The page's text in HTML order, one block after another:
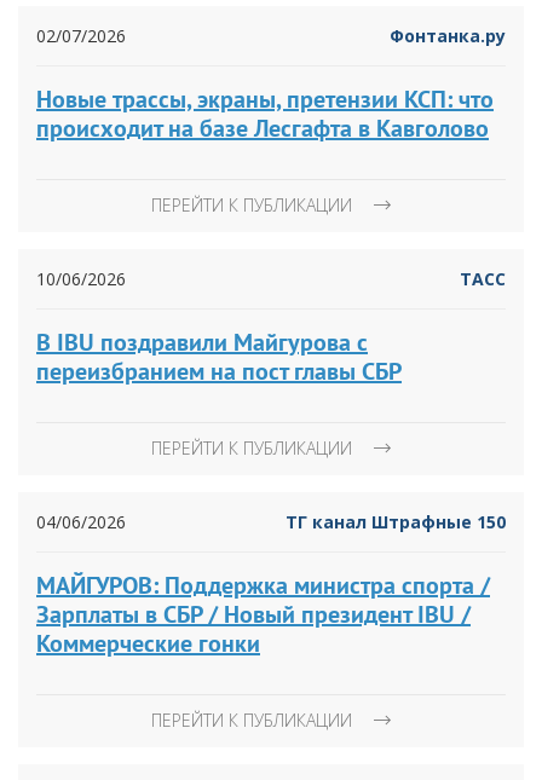
02/07/2026 Фонтанка.ру
Новые трассы, экраны, претензии КСП: что
происходит на базе Лесгафта в Кавголово
ПЕРЕЙТИ К ПУБЛИКАЦИИ
10/06/2026 ТАСС
В IBU поздравили Майгурова с
переизбранием на пост главы СБР
ПЕРЕЙТИ К ПУБЛИКАЦИИ
04/06/2026 ТГ канал Штрафные 150
МАЙГУРОВ: Поддержка министра спорта /
Зарплаты в СБР / Новый президент IBU /
Коммерческие гонки
ПЕРЕЙТИ К ПУБЛИКАЦИИ